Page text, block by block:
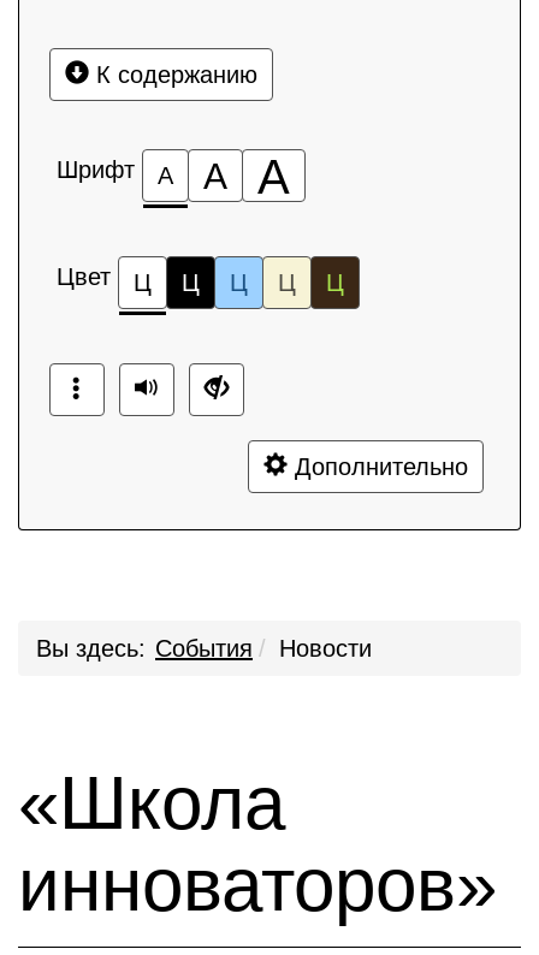
К содержанию
Шрифт А А А
Цвет Ц Ц Ц Ц Ц
Дополнительно
Вы здесь: События Новости
«Школа
инноваторов»